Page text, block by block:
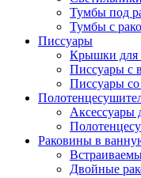
Тумбы под
Тумбы с
Писсуары
Крышки для
Писсуары с
Писсуары
Аксессуары
Раковины в
Двойные